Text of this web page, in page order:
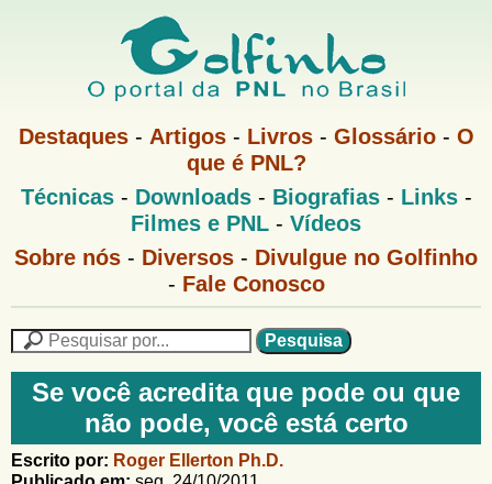
Pular
para
o
principal
G
f
i
n
h
M
u
Destaques- Artigos- Livros- Glossário- O
que é PNL?
M
e
P
Técnicas- Downloads- Biografias- Links-
Filmes e PNL - Vídeos
G
n
e
n
Sobre nós - Diversos - Divulgue no Golfinho
- Fale Conosco
F
m
e
i
s
Se você acredita que pode ou que
não pode, você está certo
Escrito por: Roger Ellerton Ph.D.